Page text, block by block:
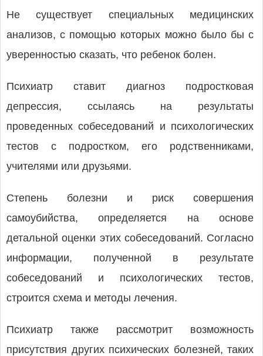
Не существует специальных медицинских
анализов, с помощью которых можно было бы с
уверенностью сказать, что ребенок болен.
Психиатр ставит диагноз подростковая
депрессия, ссылаясь на результаты
проведенных собеседований и психологических
тестов с подростком, его родственниками,
учителями или друзьями.
Степень болезни и риск совершения
самоубийства, определяется на основе
детальной оценки этих собеседований. Согласно
информации, полученной в результате
собеседований и психологических тестов,
строится схема и методы лечения.
Психиатр также рассмотрит возможность
присутствия других психических болезней, таких